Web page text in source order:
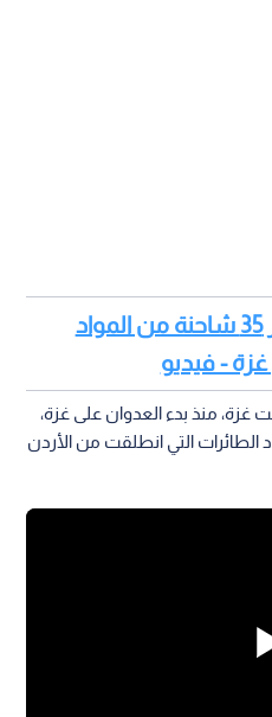
اقرأ أيضا : الأردن يسير 35 شاحنة من المواد
- فيديو
غزة، منذ بدء العدوان على غزة،
عدد الطائرات التي انطلقت من الأردن